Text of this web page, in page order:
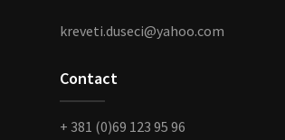
kreveti.duseci@yahoo.com
Contact
+ 381 (0)69 123 95 96